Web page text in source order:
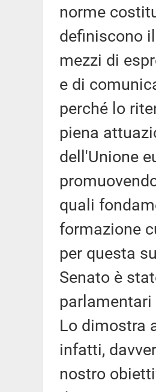
norme
definiscono
mezzi di
e di
perché lo
piena
dell'Unione
quali
formazione
per questa
Senato è
Lo dimostra
infatti,
nostro